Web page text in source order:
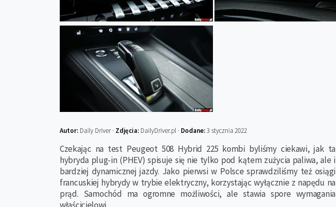
Autor: Daily Driver · Zdjęcia: DailyDriver.pl · Dodane:3 stycznia 2022
Czekając na test Peugeot 508 Hybrid 225 kombi byliśmy ciekawi, jak ta
hybryda plug-in (PHEV) spisuje się nie tylko pod kątem zużycia paliwa, ale i
bardziej dynamicznej jazdy. Jako pierwsi w Polsce sprawdziliśmy też osiągi
francuskiej hybrydy w trybie elektryczny, korzystając wyłącznie z napędu na
prąd. Samochód ma ogromne możliwości, ale stawia spore wymagania